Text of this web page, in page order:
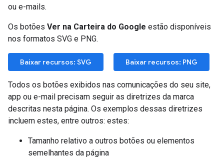
ou e-mails.
Os botões Ver na Carteira do Google estão disponíveis
nos formatos SVG e PNG.
Baixar recursos: SVG Baixar recursos: PNG
Todos os botões exibidos nas comunicações do seu site,
app ou e-mail precisam seguir as diretrizes da marca
descritas nesta página. Os exemplos dessas diretrizes
incluem estes, entre outros: estes:
Tamanho relativo a outros botões ou elementos
semelhantes da página